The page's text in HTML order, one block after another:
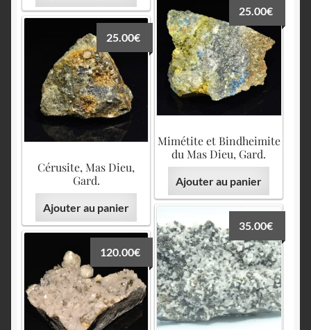
Mimétite et Bindheimite
du Mas Dieu, Gard.
25.00€
Ajouter au panier
Cérusite, Mas Dieu,
Gard.
25.00€
Ajouter au panier
35.00€
120.00€